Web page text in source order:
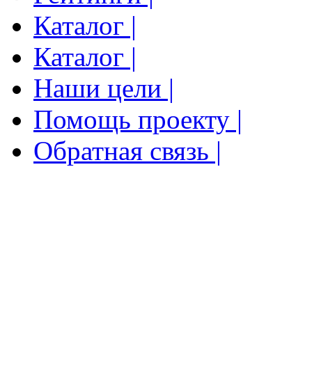
Каталог |
Каталог |
Наши цели |
Помощь проекту |
Обратная связь |